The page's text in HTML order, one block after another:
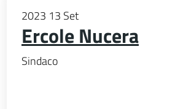
2023 13 Set
Ercole Nucera
Sindaco